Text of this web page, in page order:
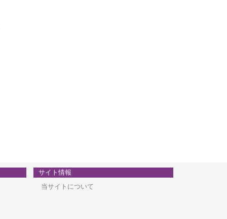
サイト情報
当サイトについて